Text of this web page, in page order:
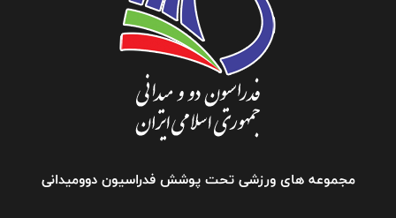
مجموعه های ورزشی تحت پوشش فدراسیون دوومیدانی